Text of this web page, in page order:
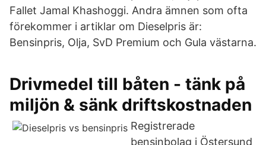
Fallet Jamal Khashoggi. Andra ämnen som ofta
förekommer i artiklar om Dieselpris är:
Bensinpris, Olja, SvD Premium och Gula västarna.
Drivmedel till båten - tänk på
miljön & sänk driftskostnaden
Registrerade
bensinbolag i Östersund